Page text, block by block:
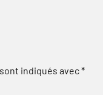
indiqués avec*